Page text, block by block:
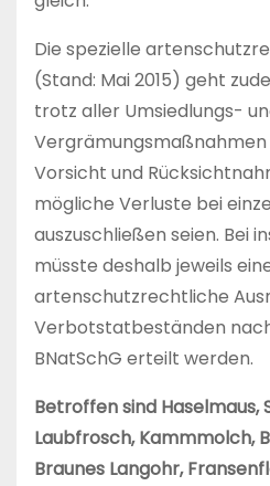
Die spezielle
(Stand: Mai 2015) geht
trotz aller Umsiedlungs-
Vorsicht und
mögliche Verluste bei
auszuschließen seien. Bei
müsste deshalb jeweils
artenschutzrechtliche
Verbotstatbeständen nach
BNatSchG erteilt werden.
Betroffen sind Haselmaus,
Laubfrosch, Kammmolch,
Braunes Langohr,